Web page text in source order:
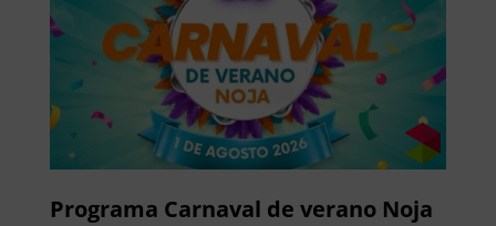
Programa Carnaval de verano Noja